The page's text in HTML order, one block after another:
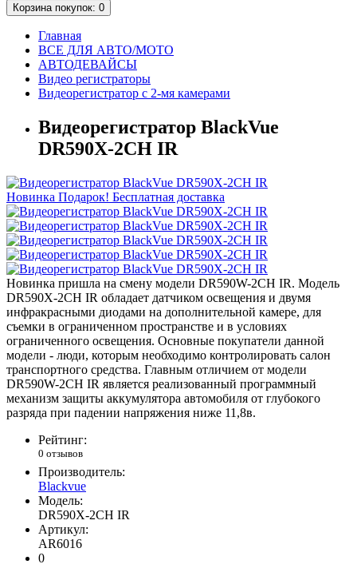
Корзинапокупок: 0
Главная
ВСЕ ДЛЯ АВТО/МОТО
АВТОДЕВАЙСЫ
Видео регистраторы
Видеорегистратор с 2-мя камерами
Видеорегистратор BlackVue
DR590X-2CH IR
Новинка Подарок! Бесплатная доставка
Новинка пришла на смену модели DR590W-2CH IR. Модель
DR590X-2CH IR обладает датчиком освещения и двумя
инфракрасными диодами на дополнительной камере, для
съемки в ограниченном пространстве и в условиях
ограниченного освещения. Основные покупатели данной
модели - люди, которым необходимо контролировать салон
транспортного средства. Главным отличием от модели
DR590W-2CH IR является реализованный программный
механизм защиты аккумулятора автомобиля от глубокого
разряда при падении напряжения ниже 11,8в.
Рейтинг:
0 отзывов
Производитель:
Blackvue
Модель:
DR590X-2CH IR
Артикул:
AR6016
0